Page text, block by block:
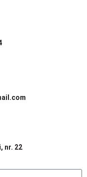
nr. 22